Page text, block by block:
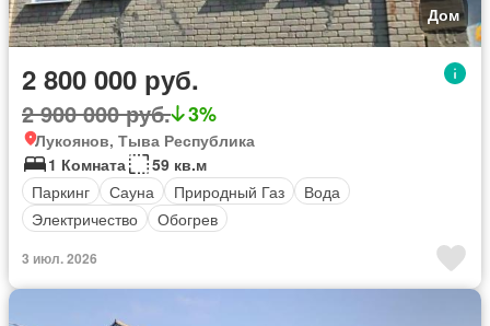
Дом
2 800 000 руб.
2 900 000 руб. 3%
Лукоянов, Тыва Республика
1 Комната
59 кв.м
Паркинг
Сауна Природный Газ
Вода
Электричество
Обогрев
3 июл. 2026